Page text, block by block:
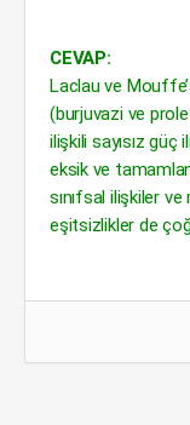
CEVAP:
Laclau ve
(burjuvazi ve
ilişkili sayısız güç
eksik ve
sınıfsal ilişkiler
eşitsizlikler de